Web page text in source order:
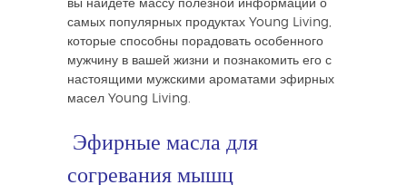
вы найдете массу полезной информации о
самых популярных продуктах Young Living,
которые способны порадовать особенного
мужчину в вашей жизни и познакомить его с
настоящими мужскими ароматами эфирных
масел Young Living.
Эфирные масла для
согревания мышц